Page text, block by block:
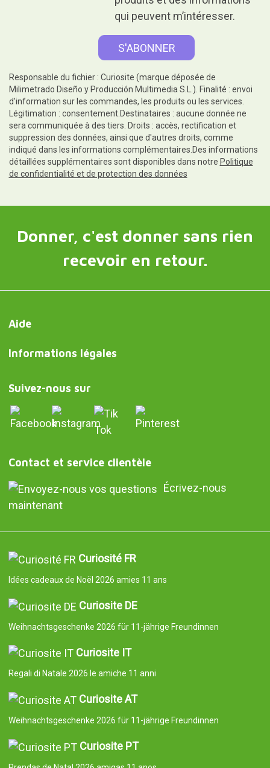
qui peuvent m’intéresser.
Responsable du fichier : Curiosite (marque déposée de
Milimetrado Diseño y Producción Multimedia S.L.). Finalité : envoi
d'information sur les commandes, les produits ou les services.
Légitimation : consentement.Destinataires : aucune donnée ne
sera communiquée à des tiers. Droits : accès, rectification et
suppression des données, ainsi que d'autres droits, comme
indiqué dans les informations complémentaires.Des informations
détaillées supplémentaires sont disponibles dans notre Politique
de confidentialité et de protection des données
Donner, c'est donner sans rien
recevoir en retour.
Aide
Informations légales
Suivez-nous sur
Contact et service clientèle
Écrivez-nous
maintenant
Curiosité FR
Idées cadeaux de Noël 2026 amies 11 ans
Curiosite DE
Weihnachtsgeschenke 2026 für 11-jährige Freundinnen
Curiosite IT
Regali di Natale 2026 le amiche 11 anni
Curiosite AT
Weihnachtsgeschenke 2026 für 11-jährige Freundinnen
Curiosite PT